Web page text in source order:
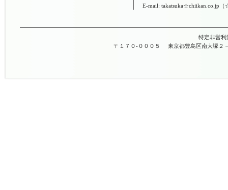
E-mail: takatsuka☆chiikan.co.jp
特定非営利
〒１７０-０００５
東京都豊島区南大塚２